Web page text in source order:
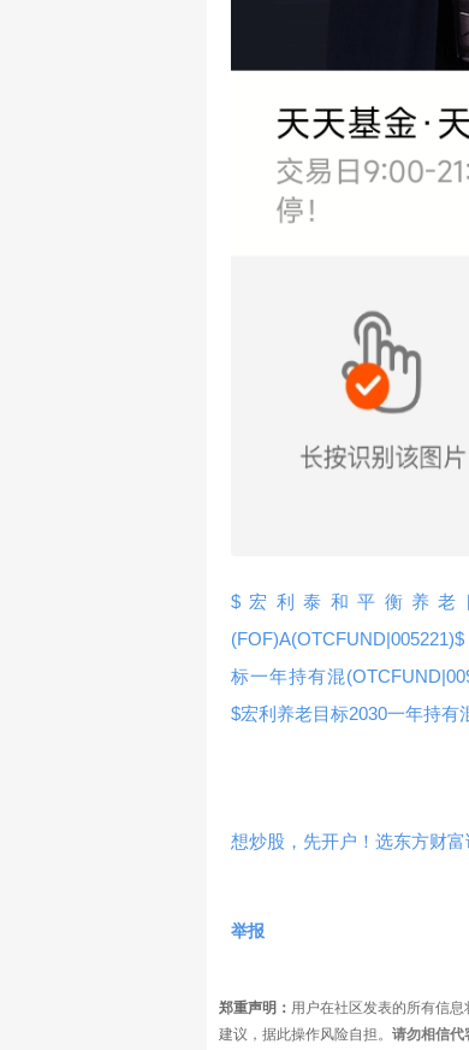
$宏利泰和平衡养老
(FOF)A(OTCFUND|005221)$
标一年持有混
$宏利养老目标2030一年持有
想炒股，先开户！选东方财
举报
郑重声明： 用户在社区发表的所有信
建议，据此操作风险自担。 请勿相信代